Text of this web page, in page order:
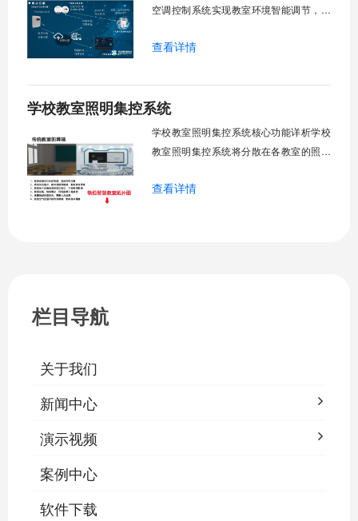
空调控制系统实现教室环境智能调节，提
管理全校空调设备，远程监控运行状态，
警。管理人员通过平台统一管控，减少人
工巡检工作量，延长设备使用寿命，节约
运营成本，为师生创造良好学习环境。
一、集中
查看详情
学校教室照明集控系统
学校教室照明集控系统核心功能详析学校
教室照明集控系统将分散在各教室的照明
关、按需调光、定时策略、能耗监测、故
查看详情
栏目导航
关于我们
新闻中心
演示视频
案例中心
软件下载